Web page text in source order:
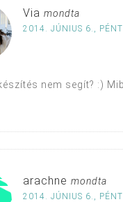
Via mondta
2014. JÚNIUS 6.,
nem segít? :)
arachne mondta
2014. JÚNIUS 6.,